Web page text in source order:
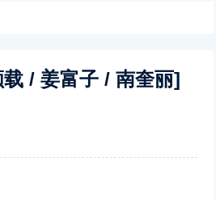
/ 姜富子 / 南奎丽]